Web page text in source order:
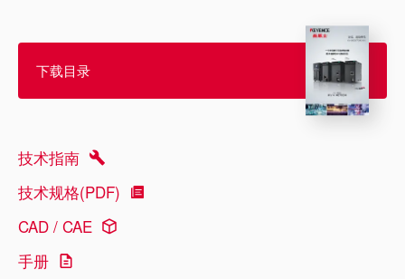
下载目录
技术指南
技术规格(PDF)
CAD / CAE
手册